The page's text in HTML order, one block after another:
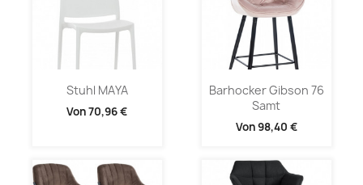
Stuhl MAYA
Von70,96 €
Barhocker Gibson 76
Samt
Von98,40 €